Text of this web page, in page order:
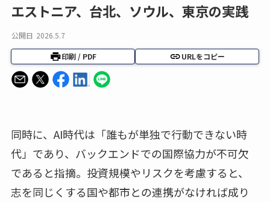
エストニア、台北、ソウル、東京の実践
公開日 2026.5.7
印刷 / PDF URLをコピー
同時に、AI時代は「誰もが単独で行動できない時
代」であり、バックエンドでの国際協力が不可欠
であると指摘。投資規模やリスクを考慮すると、
志を同じくする国や都市との連携がなければ成り